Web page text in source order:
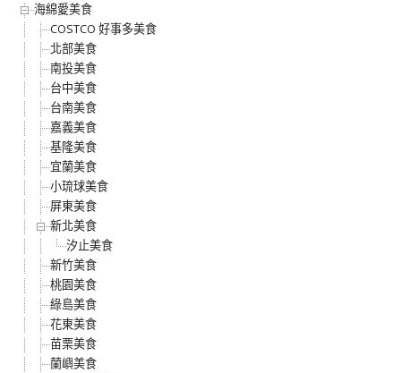
海綿愛美食
COSTCO 好事多美食
北部美食
南投美食
台中美食
台南美食
嘉義美食
基隆美食
宜蘭美食
小琉球美食
屏東美食
新北美食
汐止美食
新竹美食
桃園美食
綠島美食
花東美食
苗栗美食
蘭嶼美食